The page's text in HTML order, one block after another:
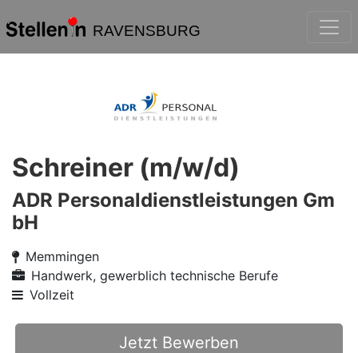
RAVENSBURG
Schreiner (m/w/d)
ADR Personaldienstleistungen Gm
bH
Memmingen
Handwerk, gewerblich technische Berufe
Vollzeit
Jetzt Bewerben